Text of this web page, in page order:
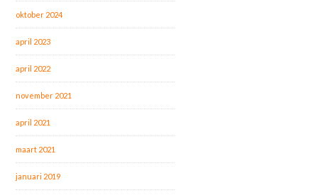
oktober 2024
april 2023
april 2022
november 2021
april 2021
maart 2021
januari 2019